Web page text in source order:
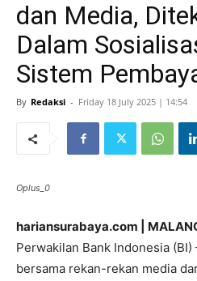
dan Media,
Dalam
Sistem
By Redaksi - Friday 18 July 2025 | 14:54
Oplus_0
hariansurabaya.com |
Perwakilan Bank Indonesia
bersama rekan-rekan media